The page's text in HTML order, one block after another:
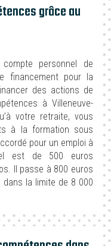
grâce au
personnel de
financement pour la
des actions de
à Villeneuve-
votre retraite, vous
à la formation sous
pour un emploi à
est de 500 euros
Il passe à 800 euros
la limite de 8 000